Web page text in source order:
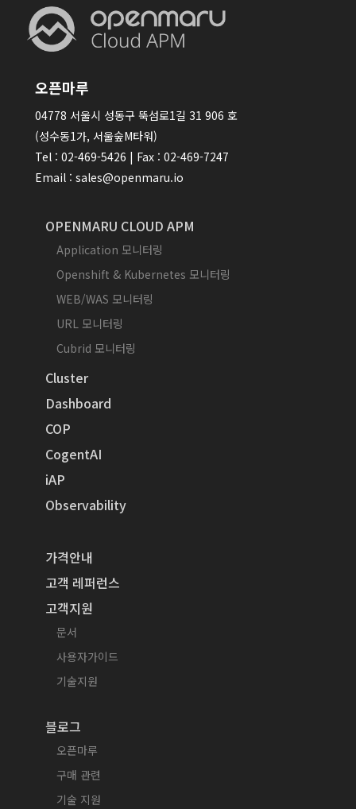
오픈마루
04778 서울시 성동구 뚝섬로1길 31 906 호
(성수동1가, 서울숲M타워)
Tel : 02-469-5426 | Fax : 02-469-7247
Email : sales@openmaru.io
OPENMARU CLOUD APM
Application 모니터링
Openshift & Kubernetes 모니터링
WEB/WAS 모니터링
URL 모니터링
Cubrid 모니터링
Cluster
Dashboard
COP
CogentAI
iAP
Observability
가격안내
고객 레퍼런스
고객지원
문서
사용자가이드
기술지원
블로그
오픈마루
구매 관련
기술 지원